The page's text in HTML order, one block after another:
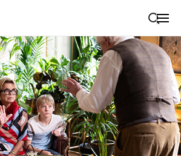
Suche schließen
Wegbeschreibung erhalten